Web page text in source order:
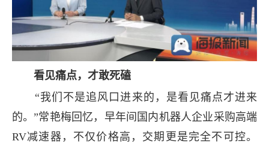
看见痛点，才敢死磕
“我们不是追风口进来的，是看见痛点才进来
的。”常艳梅回忆，早年间国内机器人企业采购高端
RV减速器，不仅价格高，交期更是完全不可控。